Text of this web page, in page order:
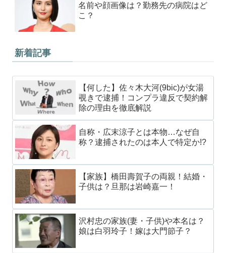
名前や顔画像は？勤務先の病院はど
こ？
新着記事
【何した】佐々木大河(9bic)が女湯
覗きで逮捕！コンプラ違反で契約解
除の理由を徹底解説
自称・広末涼子とは本物…なぜ自
称？逮捕されたのは本人で特定か!?
【家族】橋田壽賀子の両親！結婚・
子供は？旦那は岩崎嘉一！
沢村忠の家族(妻・子供)や本名は？
娘は白羽玲子！嫁は大門節子？